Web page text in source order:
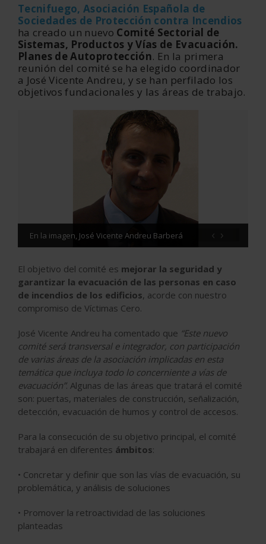
Tecnifuego, Asociación Española de
Sociedades de Protección contra Incendios
ha creado un nuevo Comité Sectorial de
Sistemas, Productos y Vías de Evacuación.
Planes de Autoprotección. En la primera
reunión del comité se ha elegido coordinador
a José Vicente Andreu, y se han perfilado los
objetivos fundacionales y las áreas de trabajo.
En la imagen, José Vicente Andreu Barberá ‹ ›
El objetivo del comité es mejorar la seguridad y
garantizar la evacuación de las personas en caso
de incendios de los edificios, acorde con nuestro
compromiso de Víctimas Cero.
José Vicente Andreu ha comentado que “Este nuevo
comité será transversal e integrador, con participación
de varias áreas de la asociación implicadas en esta
temática que incluya todo lo concerniente a vías de
evacuación”. Algunas de las áreas que tratará el comité
son: puertas, materiales de construcción, señalización,
detección, evacuación de humos y control de accesos.
Para la consecución de su objetivo principal, el comité
trabajará en diferentes ámbitos:
• Concretar y definir que son las vías de evacuación, su
problemática, y análisis de soluciones
• Promover la retroactividad de las soluciones
planteadas